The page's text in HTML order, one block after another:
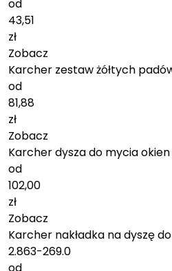
od
43,51
zł
Zobacz
Karcher zestaw żółtych
od
81,88
zł
Zobacz
Karcher dysza do mycia okien
od
102,00
zł
Zobacz
Karcher nakładka na dyszę
2.863-269.0